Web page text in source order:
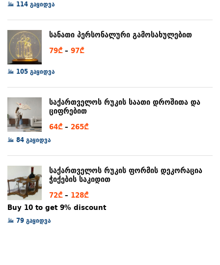
80₾
114 გაყიდვა
სანათი პერსონალური გამოსახულებით
79₾ – 97₾Price
through
97₾
105 გაყიდვა
საქართველოს რუკის საათი დროშითა და
ციფრებით
64₾ – 265₾Price
265₾
84 გაყიდვა
საქართველოს რუკის ფორმის დეკორაცია
ჭიქების საკიდით
72₾ – 128₾Price
range:
Buy 10 to get 9% discount
79 გაყიდვა